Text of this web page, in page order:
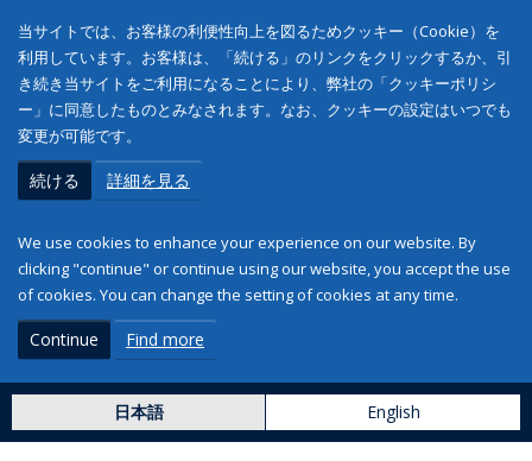
当サイトでは、お客様の利便性向上を図るためクッキー（Cookie）を
利用しています。お客様は、「続ける」のリンクをクリックするか、引
き続き当サイトをご利用になることにより、弊社の「クッキーポリシ
ー」に同意したものとみなされます。なお、クッキーの設定はいつでも
変更が可能です。
続ける 詳細を見る
We use cookies to enhance your experience on our website. By
clicking "continue" or continue using our website, you accept the use
of cookies. You can change the setting of cookies at any time.
Continue Find more
日本語 English